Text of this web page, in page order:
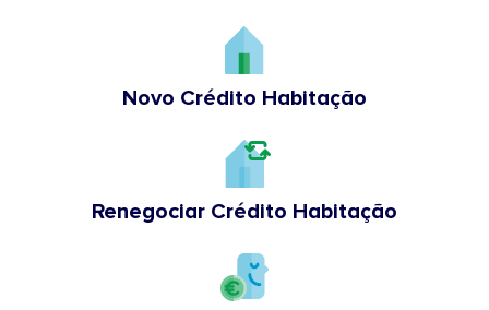
Novo Crédito Habitação
Renegociar Crédito Habitação